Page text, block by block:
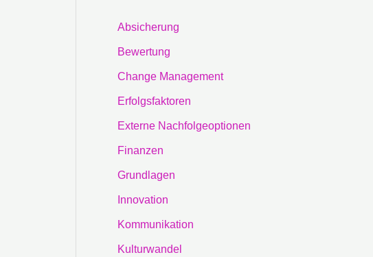
Absicherung
Bewertung
Change Management
Erfolgsfaktoren
Externe Nachfolgeoptionen
Finanzen
Grundlagen
Innovation
Kommunikation
Kulturwandel